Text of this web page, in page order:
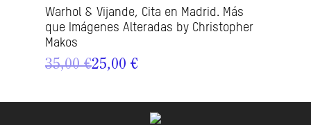
Warhol & Vijande, Cita en Madrid. Más
que Imágenes Alteradas by Christopher
Makos
35,00 €25,00 €